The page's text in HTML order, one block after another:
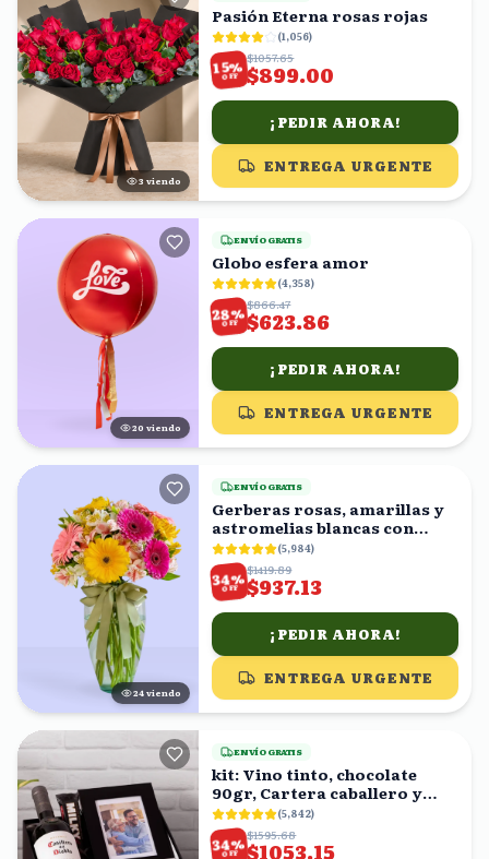
3 viendo
Pasión Eterna rosas rojas
(1,056)
15%
OFF
$1057.65
$899.00
¡PEDIR AHORA!
ENTREGA URGENTE
19 viendo
ENVÍO GRATIS
Globo esfera amor
(4,358)
28%
OFF
$866.47
$623.86
¡PEDIR AHORA!
ENTREGA URGENTE
24 viendo
ENVÍO GRATIS
Gerberas rosas, amarillas y
astromelias blancas con
florero (5,984)
34%
OFF
$1419.89
$937.13
¡PEDIR AHORA!
ENTREGA URGENTE
ENVÍO GRATIS
kit: Vino tinto, chocolate
90gr, Cartera caballero y
fotografía en caja
(5,842)
34%
OFF
$1595.68
$1053.15